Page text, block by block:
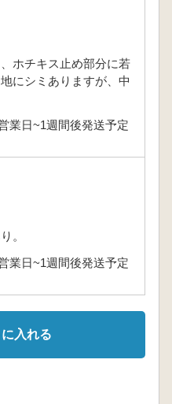
ホチキス止め部分に若
にシミありますが、中
業日~1週間後発送予定
。
業日~1週間後発送予定
入れる